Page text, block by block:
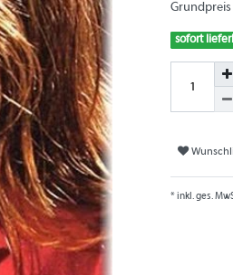
Grundpreis
sofort
* inkl. ges.